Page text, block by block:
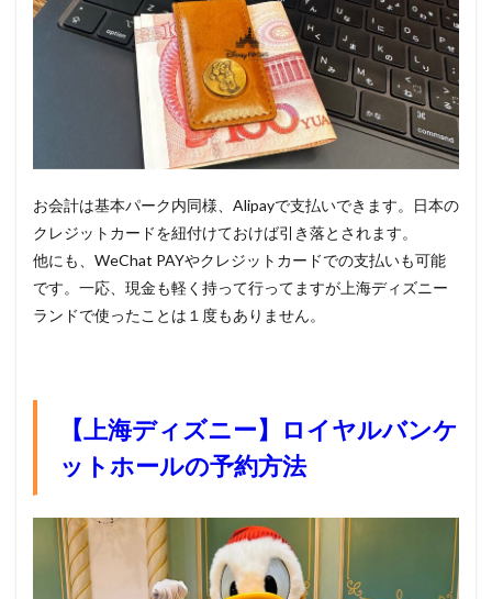
お会計は基本パーク内同様、Alipayで支払いできます。日本の
クレジットカードを紐付けておけば引き落とされます。
他にも、WeChat PAYやクレジットカードでの支払いも可能
です。一応、現金も軽く持って行ってますが上海ディズニー
ランドで使ったことは１度もありません。
【上海ディズニー】ロイヤルバンケ
ットホールの予約方法